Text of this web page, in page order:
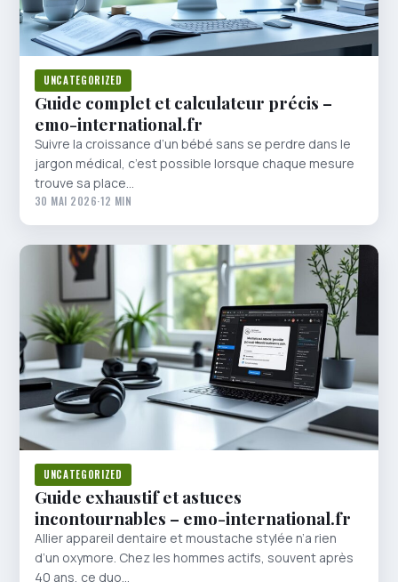
UNCATEGORIZED
Guide complet et calculateur précis –
emo-international.fr
Suivre la croissance d’un bébé sans se perdre dans le
jargon médical, c’est possible lorsque chaque mesure
trouve sa place…
30 MAI 2026·12 MIN
UNCATEGORIZED
Guide exhaustif et astuces
incontournables – emo-international.fr
Allier appareil dentaire et moustache stylée n’a rien
d’un oxymore. Chez les hommes actifs, souvent après
40 ans, ce duo…